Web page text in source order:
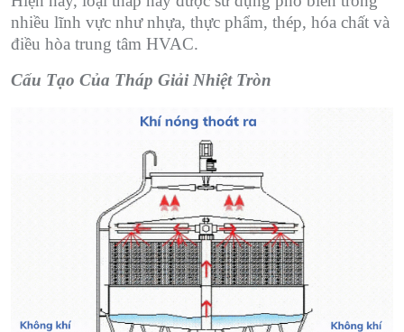
nhiều lĩnh vực như nhựa, thực phẩm, thép, hóa chất và
điều hòa trung tâm HVAC.
Cấu Tạo Của Tháp Giải Nhiệt Tròn